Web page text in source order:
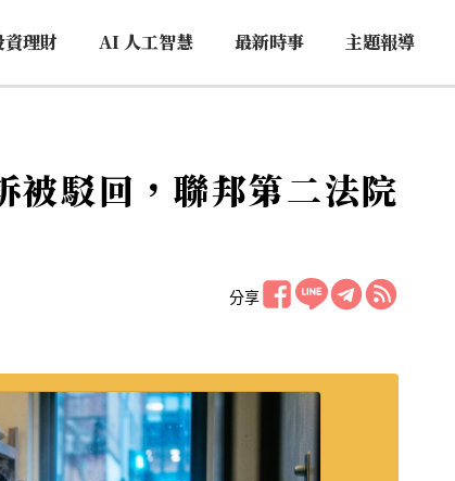
資理財 AI 人工智慧 最新時事 主題報導
駁回，聯邦第二法院
分享